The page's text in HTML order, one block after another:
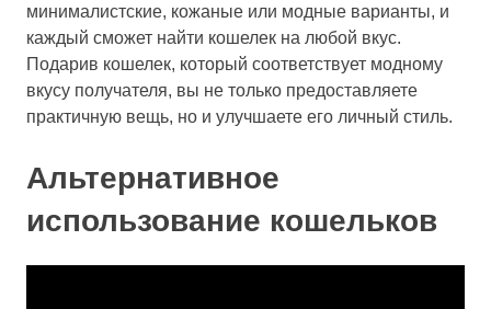
минималистские, кожаные или модные варианты, и
каждый сможет найти кошелек на любой вкус.
Подарив кошелек, который соответствует модному
вкусу получателя, вы не только предоставляете
практичную вещь, но и улучшаете его личный стиль.
Альтернативное
использование кошельков